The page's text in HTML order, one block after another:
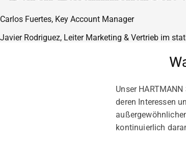
Carlos Fuertes, Key Account Manager
Javier Rodriguez, Leiter Marketing & Vertrieb im
Unser
deren Interessen
kontinuierlich